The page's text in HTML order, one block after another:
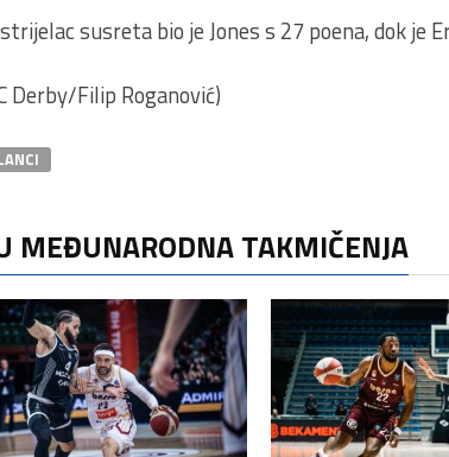
susreta bio je Jones s 27 poena, dok je
Derby/Filip Roganović)
MEĐUNARODNA TAKMIČENJA